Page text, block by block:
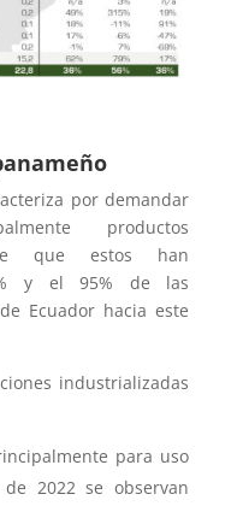
por demandar
productos
que estos han
y el 95% de las
Ecuador hacia este
industrializadas
para uso
2022 se observan